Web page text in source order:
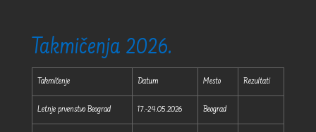
Takmičenja 2026.
Takmičenje Datum Mesto Rezultati
Letnje prvenstvo Beograd 17.-24.05.2026 Beograd